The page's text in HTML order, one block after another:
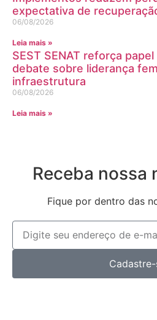
expectativa de
06/08/2026
Leia mais »
SEST SENAT reforça
debate sobre liderança
infraestrutura
06/08/2026
Leia mais »
Receba nossa
Fique por dentro das